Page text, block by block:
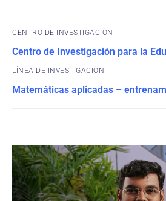
CENTRO DE INVESTIGACIÓN
Centro de Investigación para la
Matemáticas aplicadas –